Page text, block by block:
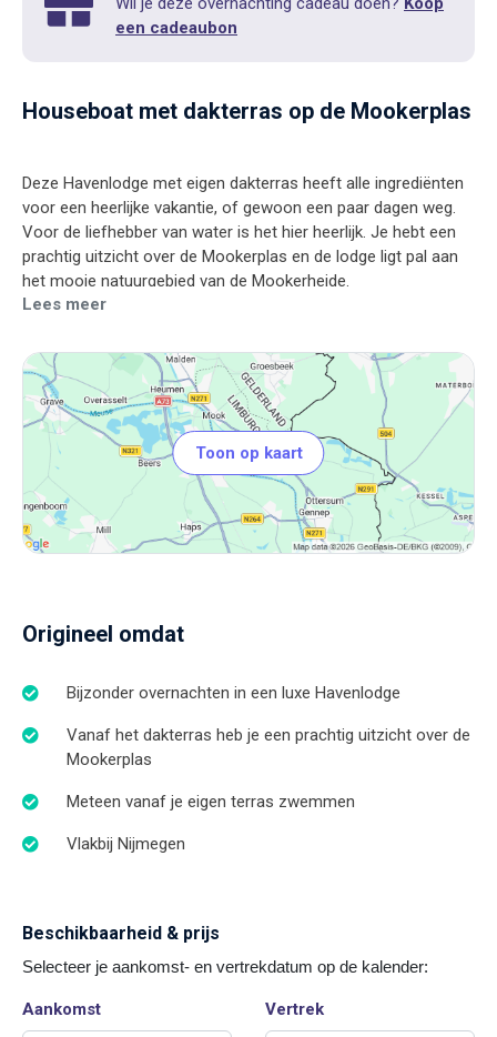
een cadeaubon
Houseboat met dakterras op de Mookerplas
Deze Havenlodge met eigen dakterras heeft alle ingrediënten
voor een heerlijke vakantie, of gewoon een paar dagen weg.
Voor de liefhebber van water is het hier heerlijk. Je hebt een
prachtig uitzicht over de Mookerplas en de lodge ligt pal aan
Lees meer
Toon op kaart
Origineel omdat
Bijzonder overnachten in een luxe Havenlodge
Vanaf het dakterras heb je een prachtig uitzicht over de
Mookerplas
Meteen vanaf je eigen terras zwemmen
Vlakbij Nijmegen
Beschikbaarheid & prijs
Selecteer je aankomst- en vertrekdatum op de kalender:
Aankomst Vertrek